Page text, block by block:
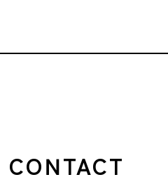
CONTACT